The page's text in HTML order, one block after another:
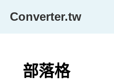
Converter.tw
部落格